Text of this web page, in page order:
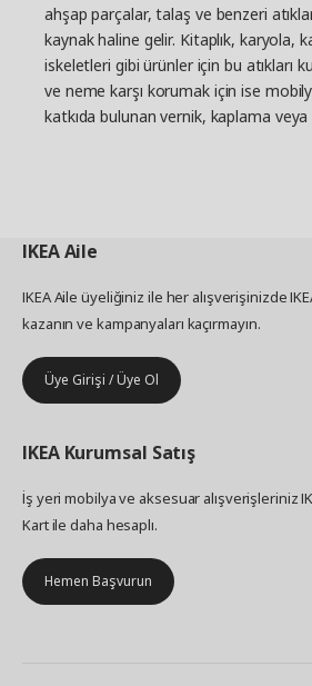
ahşap parçalar, talaş ve benzeri
kaynak haline gelir. Kitaplık, karyola,
iskeletleri gibi ürünler için bu atıkları
ve neme karşı korumak için ise
katkıda bulunan vernik, kaplama
IKEAAile
IKEA Aile üyeliğiniz ile her alışverişinizde
kazanın ve kampanyaları kaçırmayın.
Üye Girişi / Üye Ol
IKEA Kurumsal Satış
İş yeri mobilya ve aksesuar alışverişleriniz
Kart ile daha hesaplı.
Hemen Başvurun